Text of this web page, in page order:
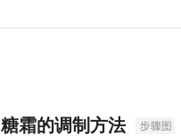
糖霜的调制方法